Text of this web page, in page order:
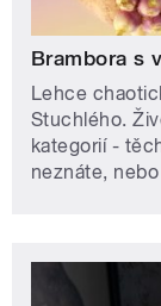
Brambora s
Lehce
Stuchlého.
kategorií -
neznáte,